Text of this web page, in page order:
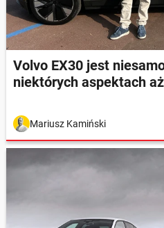
Volvo EX30 jest
niektórych aspektach
Mariusz Kamiński